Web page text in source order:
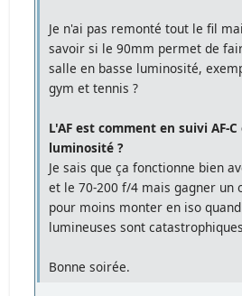
Je n'ai pas remonté tout le fil
savoir si le 90mm permet de
salle en basse luminosité,
gym et tennis ?
L'AF est comment en suivi AF-
luminosité ?
Je sais que ça fonctionne bien
et le 70-200 f/4 mais gagner un
pour moins monter en iso
lumineuses sont
Bonne soirée.